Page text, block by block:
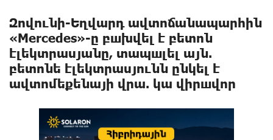
Զովունի-Եղվարդ ավտոճանապարհին
«Mercedes»-ը բшխվել է բետոն
էլեկտրասյանը, տապшլել այն.
բետոնե էլեկտրասյունն ընկել է
ավտոմեքենայի վրա. կա վիրшվոր